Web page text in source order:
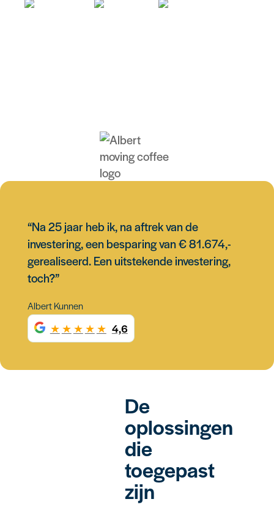
“Na 25 jaar heb ik, na aftrek van de
investering, een besparing van € 81.674,-
gerealiseerd. Een uitstekende investering,
toch?”
Albert Kunnen
★ ★ ★ ★ ★ 4,6
De
oplossingen
die
toegepast
zijn